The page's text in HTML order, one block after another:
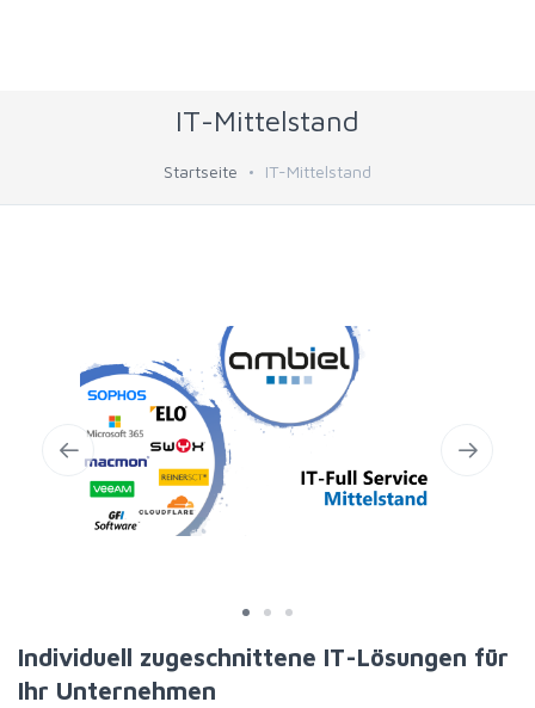
IT-Mittelstand
Startseite IT-Mittelstand
Individuell zugeschnittene IT-Lösungen für
Ihr Unternehmen